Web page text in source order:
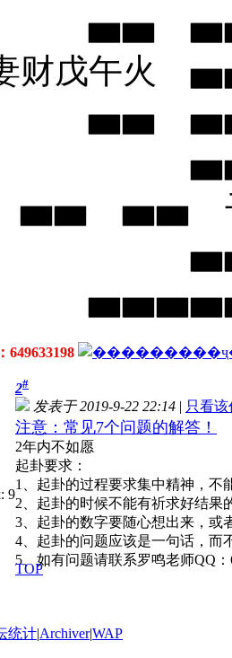
▅▅
财戊午火
▅▅ 官
▅▅
▅▅ 子
649633198
2#
发表于 2019-9-22 22:14 | 只看该
注意：常见7个问题的解答！
2年内不如愿
起卦要求：
1、起卦的过程要求集中精神，不
2、起卦的时候不能有祈求好结果
3、起卦的数字要随心想出来，或
4、起卦的问题应该是一句话，而
5、如有问题请联系罗鸣老师QQ：
TOP
统计|Archiver|WAP